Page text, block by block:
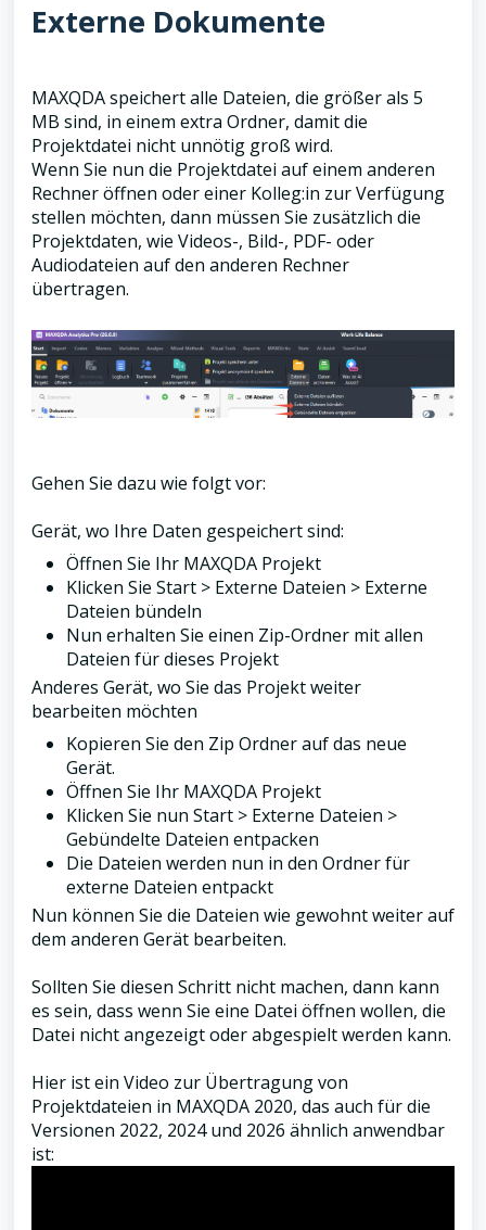
Externe Dokumente
MAXQDA speichert alle Dateien, die größer als 5
MB sind, in einem extra Ordner, damit die
Projektdatei nicht unnötig groß wird.
Wenn Sie nun die Projektdatei auf einem anderen
Rechner öffnen oder einer Kolleg:in zur Verfügung
stellen möchten, dann müssen Sie zusätzlich die
Projektdaten, wie Videos-, Bild-, PDF- oder
Audiodateien auf den anderen Rechner
übertragen.
Gehen Sie dazu wie folgt vor:
Gerät, wo Ihre Daten gespeichert sind:
Öffnen Sie Ihr MAXQDA Projekt
Klicken Sie Start > Externe Dateien > Externe
Dateien bündeln
Nun erhalten Sie einen Zip-Ordner mit allen
Dateien für dieses Projekt
Anderes Gerät, wo Sie das Projekt weiter
bearbeiten möchten
Kopieren Sie den Zip Ordner auf das neue
Gerät.
Öffnen Sie Ihr MAXQDA Projekt
Klicken Sie nun Start > Externe Dateien >
Gebündelte Dateien entpacken
Die Dateien werden nun in den Ordner für
externe Dateien entpackt
Nun können Sie die Dateien wie gewohnt weiter auf
dem anderen Gerät bearbeiten.
Sollten Sie diesen Schritt nicht machen, dann kann
es sein, dass wenn Sie eine Datei öffnen wollen, die
Datei nicht angezeigt oder abgespielt werden kann.
Hier ist ein Video zur Übertragung von
Projektdateien in MAXQDA 2020, das auch für die
Versionen 2022, 2024 und 2026 ähnlich anwendbar
ist: